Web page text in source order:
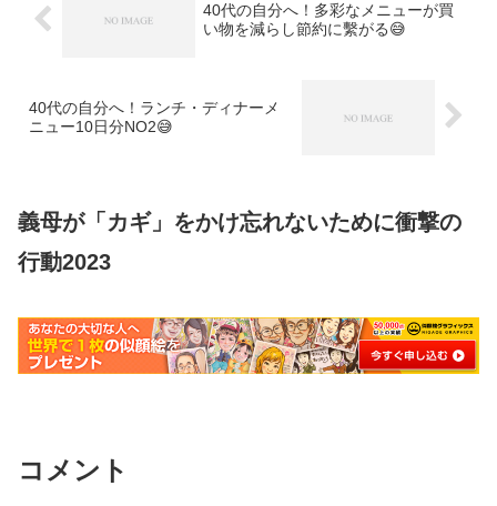
40代の自分へ！多彩なメニューが買
い物を減らし節約に繫がる😅
40代の自分へ！ランチ・ディナーメ
ニュー10日分NO2😅
義母が「カギ」をかけ忘れないために衝撃の
行動2023
コメント